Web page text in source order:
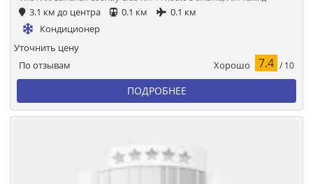
3.1 км до центра 0.1 км
0.1 км
Кондиционер
По отзывам Хорошо 7.4 / 10
Уточнить цену
ПОДРОБНЕЕ